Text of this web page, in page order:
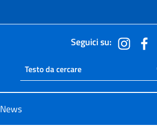
Seguici su:
Ricerca sito live
Cerca nel sito
News